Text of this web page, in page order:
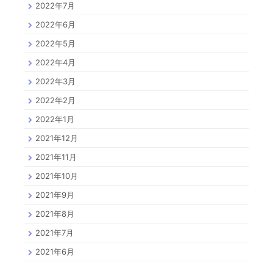
2022年7月
2022年6月
2022年5月
2022年4月
2022年3月
2022年2月
2022年1月
2021年12月
2021年11月
2021年10月
2021年9月
2021年8月
2021年7月
2021年6月